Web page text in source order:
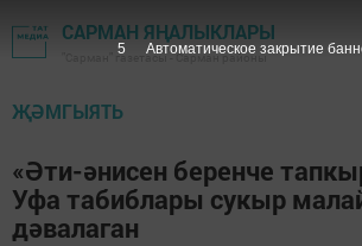
САРМАН ЯҢАЛЫКЛАРЫ
"Сарман" газетасы - Сарман районы
ҖӘМГЫЯТЬ
«Әти-әнисен беренче
Уфа табиблары сукыр
дәвалаган
4 Автоматическое закрытие